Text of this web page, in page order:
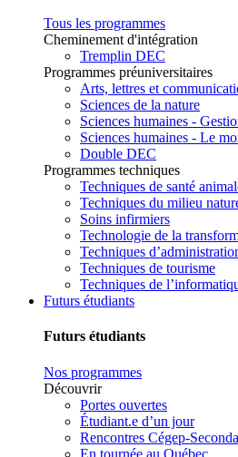
Tous les programmes
Cheminement d'intégration
Tremplin DEC
Programmes préuniversitaires
Arts, lettres et
Sciences de la nature
Sciences humaines -
Sciences humaines - Le
Double DEC
Programmes techniques
Techniques de santé
Techniques du milieu
Soins infirmiers
Technologie de la
Techniques
Techniques de tourisme
Techniques de
Futurs étudiants
Futurs étudiants
Nos programmes
Découvrir
Portes ouvertes
Étudiant.e d’un jour
Rencontres Cégep-
En tournée au Québec